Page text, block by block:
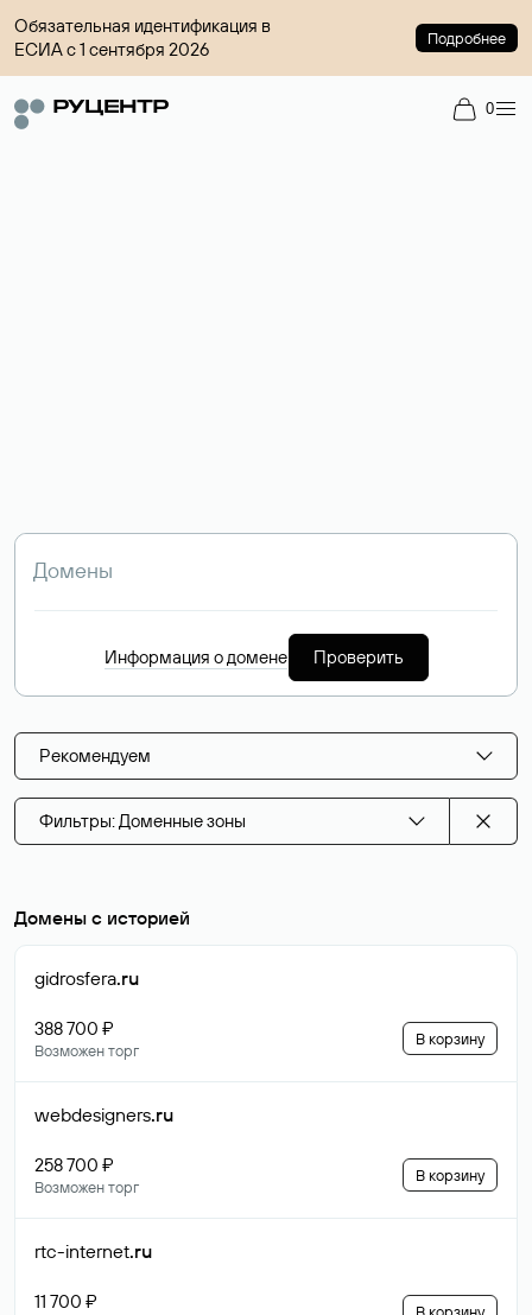
Обязательная идентификация в
ЕСИА с 1 сентября 2026
Подробнее
0
Информация о домене Проверить
Рекомендуем
Фильтры: Доменные зоны
Домены с историей
gidrosfera.ru
388 700 ₽
Возможен торг
В корзину
webdesigners.ru
258 700 ₽
Возможен торг
В корзину
rtc-internet.ru
11 700 ₽